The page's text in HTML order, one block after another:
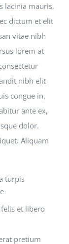
lacinia mauris,
dictum et elit
vitae nibh
lorem at
nibh elit
congue in,
ante ex,
dolor.
Aliquam
turpis
et libero
pretium